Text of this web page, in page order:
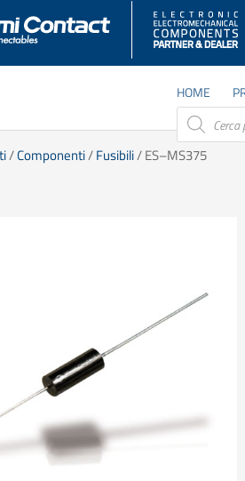
HOME
Products
search
/Componenti/Fusibili/ ES–MS375